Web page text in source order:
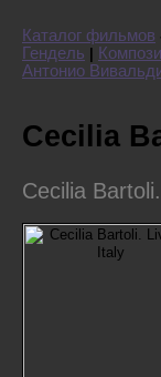
Каталог фильмов
Гендель
Антонио
Cecilia
Cecilia